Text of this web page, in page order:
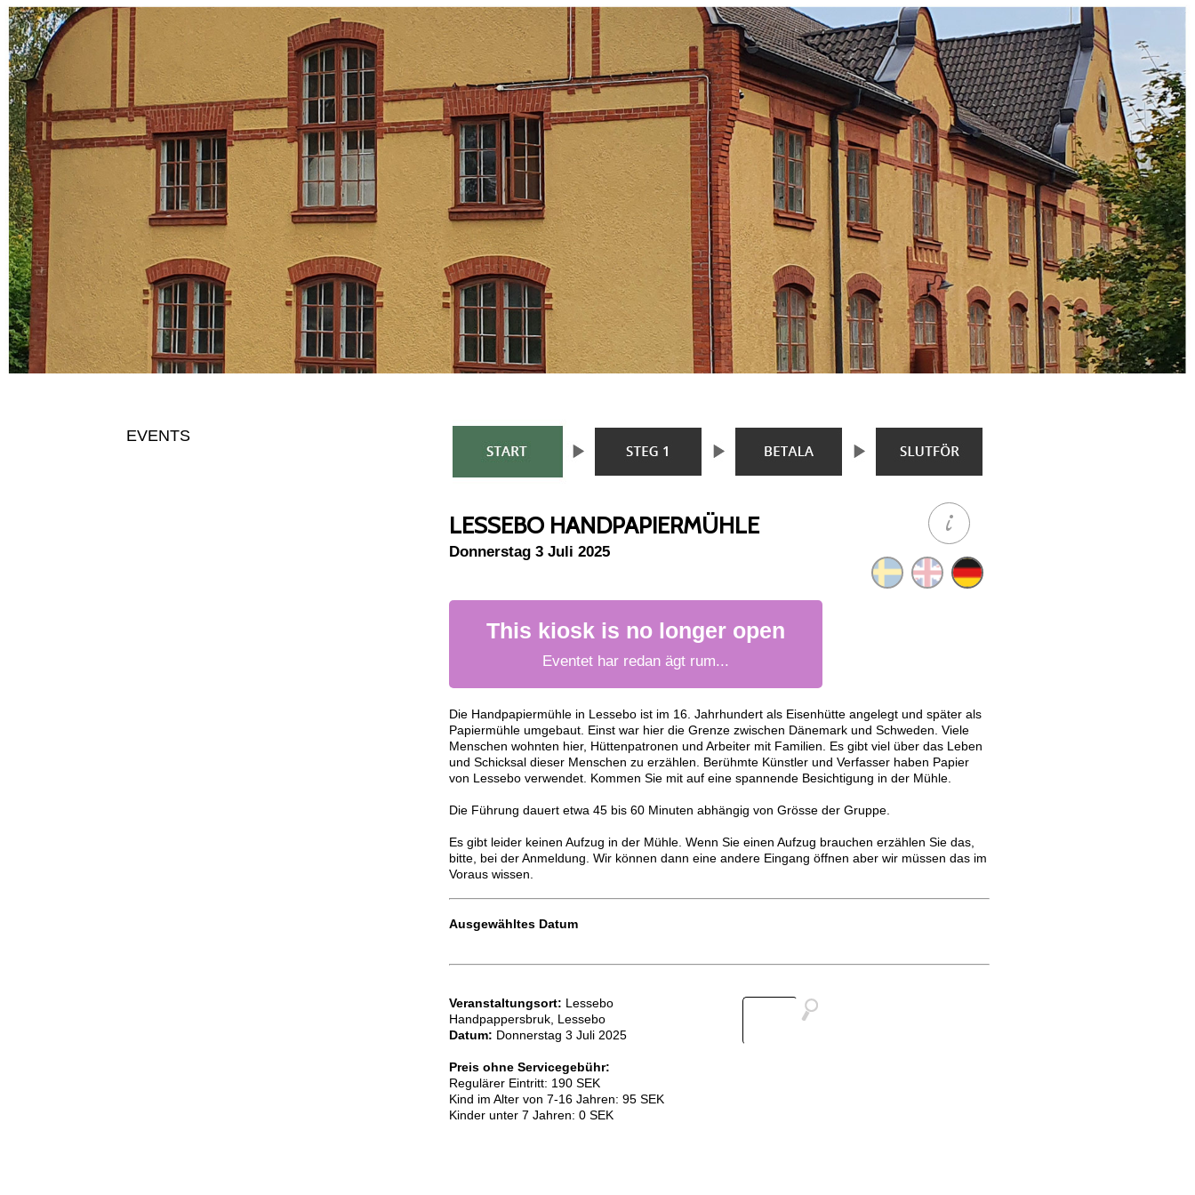
EVENTS
LESSEBO HANDPAPIERMÜHLE
Donnerstag 3 Juli 2025
This kiosk is no longer open
Eventet har redan ägt rum...
Die Handpapiermühle in Lessebo ist im 16. Jahrhundert als Eisenhütte angelegt und später als
Papiermühle umgebaut. Einst war hier die Grenze zwischen Dänemark und Schweden. Viele
Menschen wohnten hier, Hüttenpatronen und Arbeiter mit Familien. Es gibt viel über das Leben
und Schicksal dieser Menschen zu erzählen. Berühmte Künstler und Verfasser haben Papier
von Lessebo verwendet. Kommen Sie mit auf eine spannende Besichtigung in der Mühle.
Die Führung dauert etwa 45 bis 60 Minuten abhängig von Grösse der Gruppe.
Es gibt leider keinen Aufzug in der Mühle. Wenn Sie einen Aufzug brauchen erzählen Sie das,
bitte, bei der Anmeldung. Wir können dann eine andere Eingang öffnen aber wir müssen das im
Voraus wissen.
Ausgewähltes Datum
Veranstaltungsort: Lessebo
Handpappersbruk, Lessebo
Datum: Donnerstag 3 Juli 2025
Preis ohne Servicegebühr:
Regulärer Eintritt: 190 SEK
Kind im Alter von 7-16 Jahren: 95 SEK
Kinder unter 7 Jahren: 0 SEK